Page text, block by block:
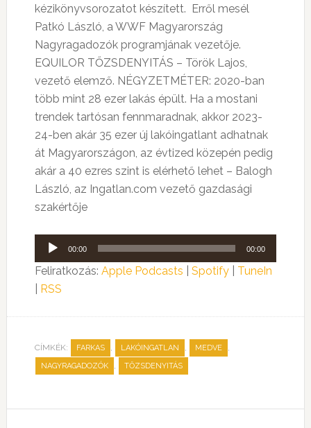
kézikönyvsorozatot készített. Erről mesél
Patkó László, a WWF Magyarország
Nagyragadozók programjának vezetője.
EQUILOR TŐZSDENYITÁS – Török Lajos,
vezető elemző. NÉGYZETMÉTER: 2020-ban
több mint 28 ezer lakás épült. Ha a mostani
trendek tartósan fennmaradnak, akkor 2023-
24-ben akár 35 ezer új lakóingatlant adhatnak
át Magyarországon, az évtized közepén pedig
akár a 40 ezres szint is elérhető lehet– Balogh
László, az Ingatlan.com vezető gazdasági
szakértője
Audió
lejátszó
00:00 00:00
Feliratkozás: Apple Podcasts Spotify| TuneIn
RSS
CÍMKÉK: FARKAS , LAKÓINGATLAN , MEDVE ,
NAGYRAGADOZÓK , TŐZSDENYITÁS